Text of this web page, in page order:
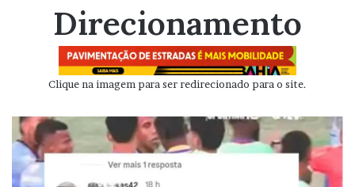
Direcionamento
Clique na imagem para ser redirecionado para o site.